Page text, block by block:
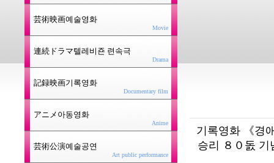
기록영화 《경
승리 ８０돐 기
芸術映画예술영화
Movie
連続ドラマ텔레비죤 련속극
Drama
記録映画기록영화
Documentary film
アニメ아동영화
Anime
芸術公演예술공연
Art public performance